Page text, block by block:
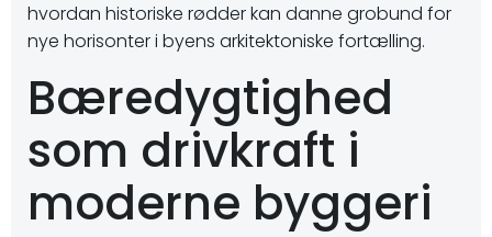
hvordan historiske rødder kan danne grobund for
nye horisonter i byens arkitektoniske fortælling.
Bæredygtighed
som drivkraft i
moderne byggeri